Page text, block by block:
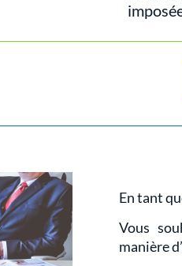
En tant
Vous
manière